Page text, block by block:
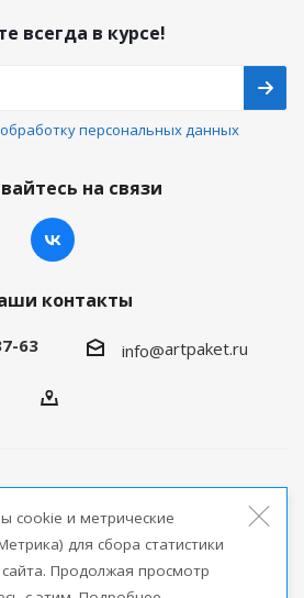
всегда в курсе!
обработку персональных данных
на связи
контакты
63 info@artpaket.ru
продукции
Версия для печати
cookie и метрические
для сбора статистики
Продолжая просмотр